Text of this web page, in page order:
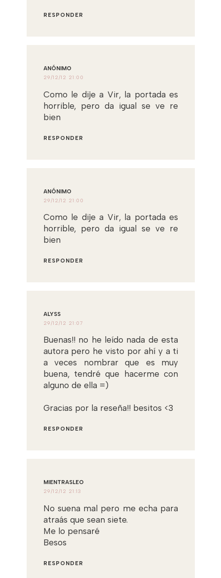
RESPONDER
ANÓNIMO
29/12/12 21:00
Como le dije a Vir, la portada es
horrible, pero da igual se ve re
bien
RESPONDER
ANÓNIMO
29/12/12 21:00
Como le dije a Vir, la portada es
horrible, pero da igual se ve re
bien
RESPONDER
ALYSS
29/12/12 21:07
Buenas!! no he leído nada de esta
autora pero he visto por ahí y a ti
a veces nombrar que es muy
buena, tendré que hacerme con
alguno de ella =)
Gracias por la reseña!! besitos <3
RESPONDER
MIENTRASLEO
29/12/12 21:13
No suena mal pero me echa para
atraás que sean siete.
Me lo pensaré
Besos
RESPONDER